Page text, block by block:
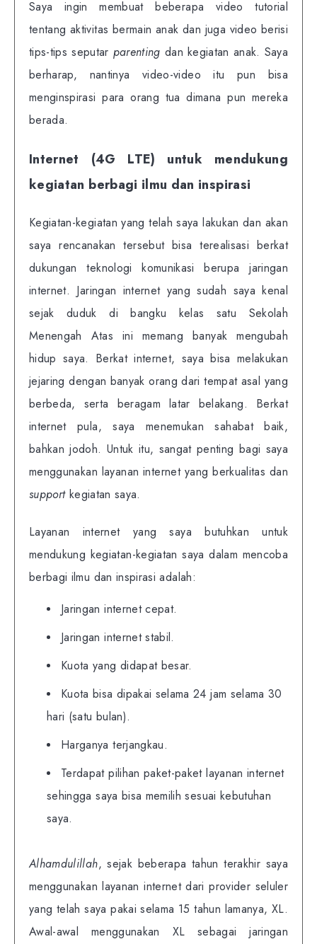
Saya ingin membuat beberapa video tutorial
tentang aktivitas bermain anak dan juga video berisi
tips-tips seputar parenting dan kegiatan anak. Saya
berharap, nantinya video-video itu pun bisa
menginspirasi para orang tua dimana pun mereka
berada.
Internet (4G LTE) untuk mendukung
kegiatan berbagi ilmu dan inspirasi
Kegiatan-kegiatan yang telah saya lakukan dan akan
saya rencanakan tersebut bisa terealisasi berkat
dukungan teknologi komunikasi berupa jaringan
internet. Jaringan internet yang sudah saya kenal
sejak duduk di bangku kelas satu Sekolah
Menengah Atas ini memang banyak mengubah
hidup saya. Berkat internet, saya bisa melakukan
jejaring dengan banyak orang dari tempat asal yang
berbeda, serta beragam latar belakang. Berkat
internet pula, saya menemukan sahabat baik,
bahkan jodoh. Untuk itu, sangat penting bagi saya
menggunakan layanan internet yang berkualitas dan
supportkegiatan saya.
Layanan internet yang saya butuhkan untuk
mendukung kegiatan-kegiatan saya dalam mencoba
berbagi ilmu dan inspirasi adalah:
Jaringan internet cepat.
Jaringan internet stabil.
Kuota yang didapat besar.
Kuota bisa dipakai selama 24 jam selama 30
hari (satu bulan).
Harganya terjangkau.
Terdapat pilihan paket-paket layanan internet
sehingga saya bisa memilih sesuai kebutuhan
saya.
Alhamdulillah, sejak beberapa tahun terakhir saya
menggunakan layanan internet dari provider seluler
yang telah saya pakai selama 15 tahun lamanya, XL.
Awal-awal menggunakan XL sebagai jaringan